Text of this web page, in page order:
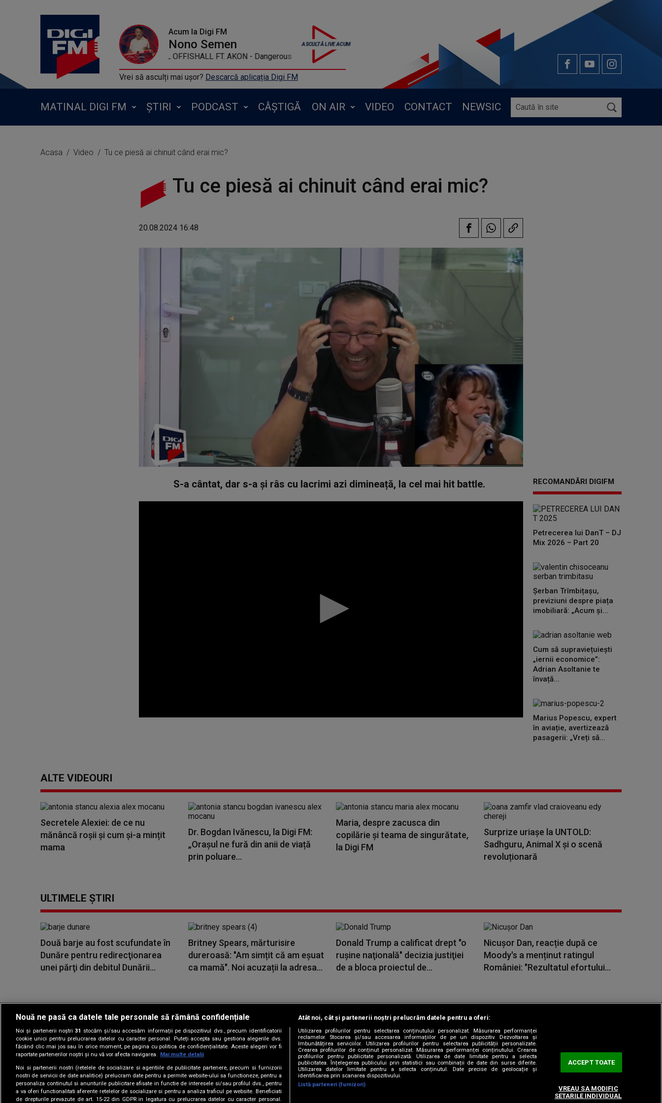
Acum la Digi FM
Nono Semen
KARDINAL OFFISHALL FT. AKON - Dangerous
Vrei să asculți mai ușor? Descarcă aplicația Digi FM
MATINAL DIGI FM ȘTIRI PODCAST CÂȘTIGĂ ON AIR VIDEO CONTACT NEWSIC
Acasa Video Tu ce piesă ai chinuit când erai mic?
Tu ce piesă ai chinuit când erai mic?
20.08.2024 16:48
S-a cântat, dar s-a și râs cu lacrimi azi dimineață, la cel mai hit battle. RECOMANDĂRI DIGIFM
Petrecerea lui DanT – DJ
Mix 2026 – Part 20
Șerban Trîmbițașu,
previziuni despre piața
imobiliară: „Acum și...
Cum să supraviețuiești
„iernii economice”:
Adrian Asoltanie te
învață...
Marius Popescu, expert
în aviație, avertizează
pasagerii: „Vreți să...
ALTE VIDEOURI
Secretele Alexiei: de ce nu
mănâncă roșii și cum și-a mințit
mama
Dr. Bogdan Ivănescu, la Digi FM:
„Orașul ne fură din anii de viață
prin poluare...
Maria, despre zacusca din
copilărie și teama de singurătate,
la Digi FM
Surprize uriașe la UNTOLD:
Sadhguru, Animal X și o scenă
revoluționară
ULTIMELE ȘTIRI
Două barje au fost scufundate în
Dunăre pentru redirecţionarea
unei părţi din debitul Dunării...
Britney Spears, mărturisire
dureroasă: "Am simțit că am eșuat
ca mamă". Noi acuzații la adresa...
Donald Trump a calificat drept "o
ruşine naţională" decizia justiţiei
de a bloca proiectul de...
Nicușor Dan, reacție după ce
Moody's a menținut ratingul
României: "Rezultatul efortului...
Copyright © 2026 / DIGI ROMANIA S.A.
Gestionați preferințele|Termeni și condiții |Politica de confidențialitate|Contact/Info| Codul etic|Sitemap
Urmărește-ne și pe
Nouă ne pasă ca datele tale personale să rămână confidențiale
Noi și partenerii noștri31 stocăm și/sau accesăm informații pe dispozitivul dvs., precum identificatorii
cookie unici pentru prelucrarea datelor cu caracter personal. Puteți accepta sau gestiona alegerile dvs.
făcând clic mai jos sau în orice moment, pe pagina cu politica de confidențialitate. Aceste alegeri vor fi
raportate partenerilor noștri și nu vă vor afecta navigarea. Mai multe detalii
Noi si partenerii nostri (retelele de socializare si agentiile de publicitate partenere, precum si furnizorii
nostri de servicii de date analitice) prelucram date pentru a permite website-ului sa functioneze, pentru a
personaliza continutul si anunturile publicitare afisate in functie de interesele si/sau profilul dvs., pentru
a va oferi functionalitati aferente retelelor de socializare si pentru a analiza traficul pe website. Beneficiati
de drepturile prevazute de art. 15-22 din GDPR in legatura cu prelucrarea datelor cu caracter personal.
Atât noi, cât și partenerii noștri prelucrăm datele pentru a oferi:
Utilizarea profilurilor pentru selectarea conținutului personalizat. Măsurarea performanței
reclamelor. Stocarea și/sau accesarea informațiilor de pe un dispozitiv. Dezvoltarea și
îmbunătățirea serviciilor. Utilizarea profilurilor pentru selectarea publicității personalizate.
Crearea profilurilor de conținut personalizat. Măsurarea performanței conținutului. Crearea
profilurilor pentru publicitate personalizată. Utilizarea de date limitate pentru a selecta
publicitatea. Înțelegerea publicului prin statistici sau combinații de date din surse diferite.
Utilizarea datelor limitate pentru a selecta conținutul. Date precise de geolocație și
identificarea prin scanarea dispozitivului.
Listă parteneri (furnizori)
ACCEPT TOATE
VREAU SA MODIFIC
SETARILE INDIVIDUAL